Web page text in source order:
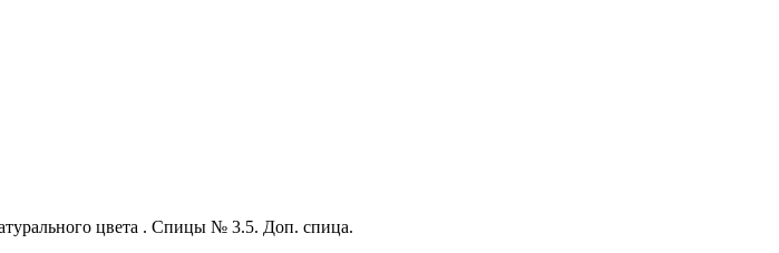
цвета . Спицы № 3.5. Доп. спица.